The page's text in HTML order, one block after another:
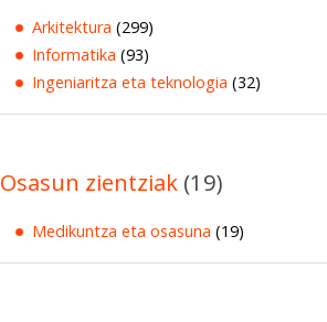
Arkitektura (299)
Informatika (93)
Ingeniaritza eta teknologia (32)
Osasun zientziak (19)
Medikuntza eta osasuna (19)